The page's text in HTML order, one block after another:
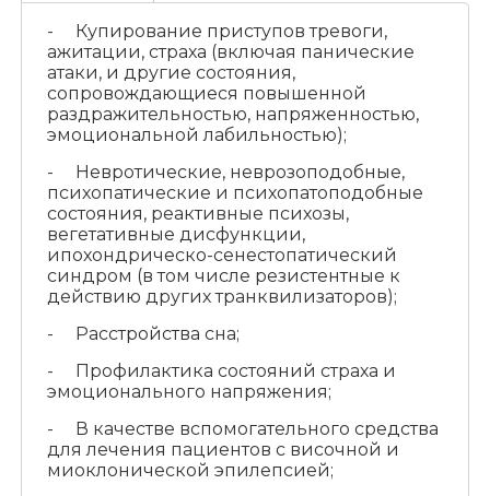
- Купирование приступов тревоги,
ажитации, страха (включая панические
атаки, и другие состояния,
сопровождающиеся повышенной
раздражительностью, напряженностью,
эмоциональной лабильностью);
- Невротические, неврозоподобные,
психопатические и психопатоподобные
состояния, реактивные психозы,
вегетативные дисфункции,
ипохондрическо-сенестопатический
синдром (в том числе резистентные к
действию других транквилизаторов);
- Расстройства сна;
- Профилактика состояний страха и
эмоционального напряжения;
- В качестве вспомогательного средства
для лечения пациентов с височной и
миоклонической эпилепсией;